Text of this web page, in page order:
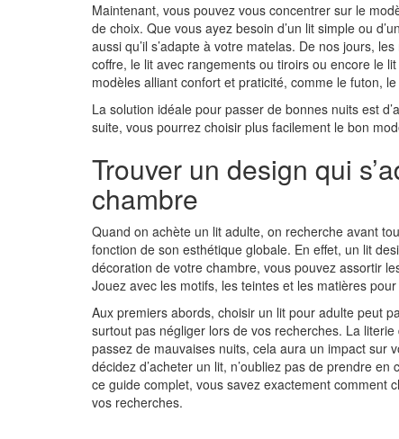
Maintenant, vous pouvez vous concentrer sur le
de choix. Que vous ayez besoin d’un lit simple ou
aussi qu’il s’adapte à votre matelas. De nos jours,
coffre, le lit avec rangements ou tiroirs ou encore le
modèles alliant confort et praticité, comme le futon,
La solution idéale pour passer de bonnes nuits est
suite, vous pourrez choisir plus facilement le bon
Trouver un design qui
chambre
Quand on achète un lit adulte, on recherche avant
fonction de son esthétique globale. En effet, un lit
décoration de votre chambre, vous pouvez assortir
Jouez avec les motifs, les teintes et les matières
Aux premiers abords, choisir un lit pour adulte peut
surtout pas négliger lors de vos recherches. La
passez de mauvaises nuits, cela aura un impact sur
décidez d’acheter un lit, n’oubliez pas de prendre
ce guide complet, vous savez exactement comment
vos recherches.